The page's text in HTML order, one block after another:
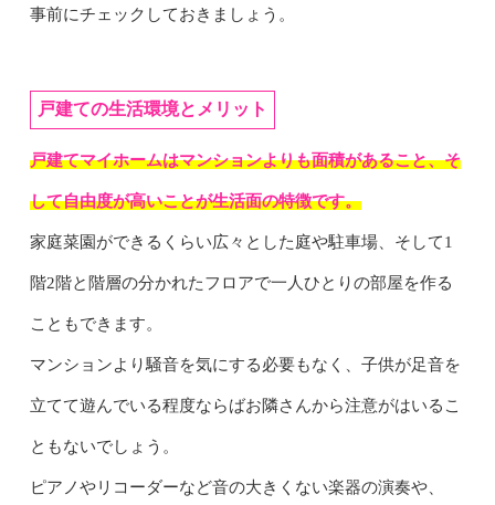
事前にチェックしておきましょう。
戸建ての生活環境とメリット
戸建てマイホームはマンションよりも面積があること、そ
して自由度が高いことが生活面の特徴です。
家庭菜園ができるくらい広々とした庭や駐車場、そして1
階2階と階層の分かれたフロアで一人ひとりの部屋を作る
こともできます。
マンションより騒音を気にする必要もなく、子供が足音を
立てて遊んでいる程度ならばお隣さんから注意がはいるこ
ともないでしょう。
ピアノやリコーダーなど音の大きくない楽器の演奏や、